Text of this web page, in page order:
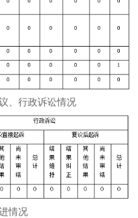
行政诉讼情况
情况